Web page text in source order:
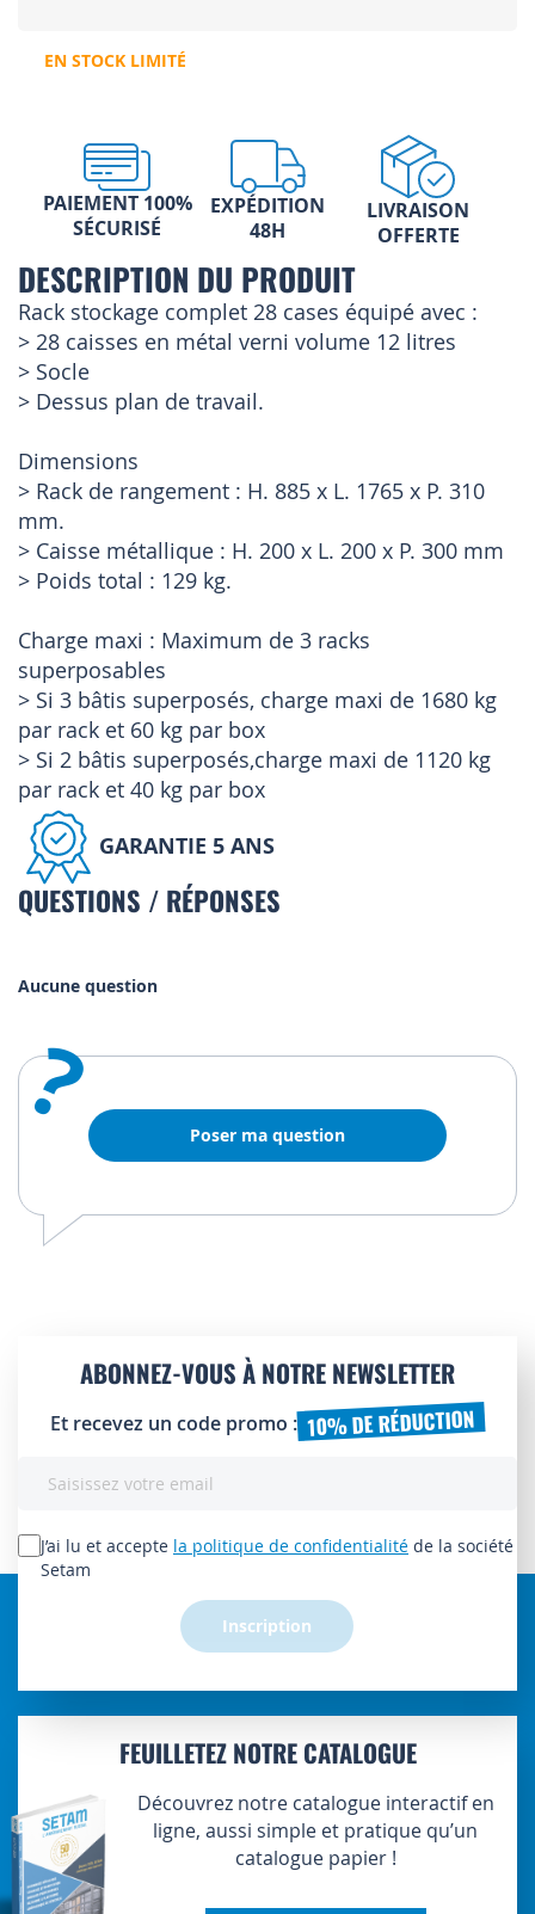
EN STOCK LIMITÉ
PAIEMENT 100%
SÉCURISÉ
EXPÉDITION
48H
LIVRAISON
OFFERTE
DESCRIPTION DU PRODUIT
Rack stockage complet 28 cases équipé avec :
> 28 caisses en métal verni volume 12 litres
> Socle
> Dessus plan de travail.
Dimensions
> Rack de rangement : H. 885 x L. 1765 x P. 310
mm.
> Caisse métallique : H. 200 x L. 200 x P. 300 mm
> Poids total : 129 kg.
Charge maxi : Maximum de 3 racks
superposables
> Si 3 bâtis superposés, charge maxi de 1680 kg
par rack et 60 kg par box
> Si 2 bâtis superposés,charge maxi de 1120 kg
par rack et 40 kg par box
GARANTIE 5 ANS
QUESTIONS / RÉPONSES
Aucune question
? Poser ma question
ABONNEZ-VOUS À NOTRE NEWSLETTER
Et recevez un code promo : 10% DE RÉDUCTION
lettre
d’information
J’ai lu et accepte la politique de confidentialité de la société
Setam
Inscription
FEUILLETEZ NOTRE CATALOGUE
Découvrez notre catalogue interactif en
ligne, aussi simple et pratique qu’un
catalogue papier !